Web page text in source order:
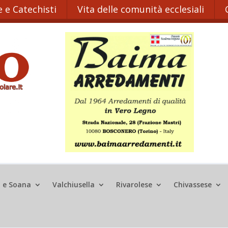
e Catechisti Vita delle comunità ecclesiali
e Soana Valchiusella Rivarolese Chivassese